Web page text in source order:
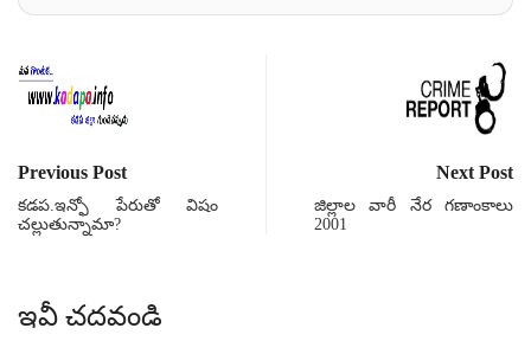
Previous Post
కడప.ఇన్ఫో పేరుతో విషం
చల్లుతున్నామా?
Next Post
జిల్లాల వారీ నేర గణాంకాలు
2001
ఇవీ చదవండి